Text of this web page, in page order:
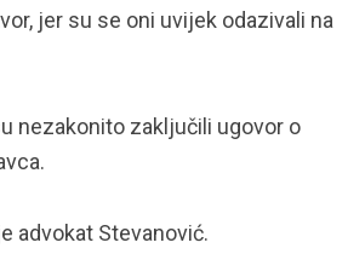
jer su se oni uvijek odazivali na
nezakonito zaključili ugovor o
advokat Stevanović.